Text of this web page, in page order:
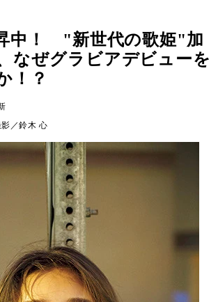
中！ "新世代の歌姫"加
なぜグラビアデビューを
！？
／鈴木 心